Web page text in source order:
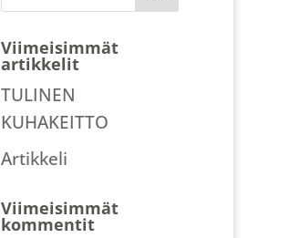
Viimeisimmät
artikkelit
TULINEN
KUHAKEITTO
Artikkeli
Viimeisimmät
kommentit